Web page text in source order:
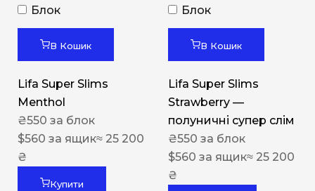
Блок
В Кошик
Lifa Super Slims
Menthol
₴550 за блок
$560 за ящик≈ 25 200
₴
Купити
Блок
В Кошик
Lifa Super Slims
Strawberry —
полуничні супер слім
₴550 за блок
$560 за ящик≈ 25 200
₴